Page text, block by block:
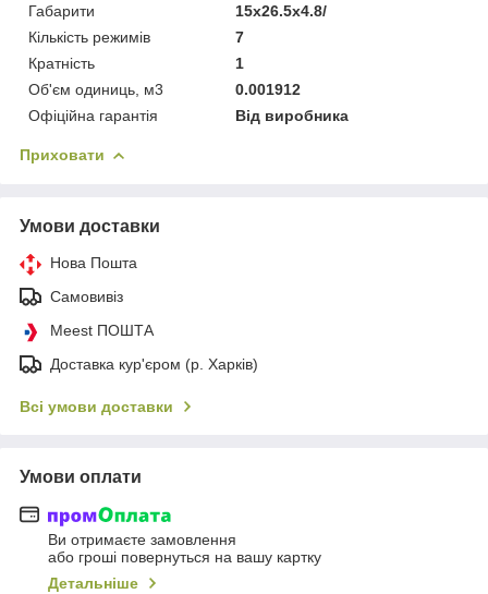
Габарити
15x26.5x4.8/
Кількість режимів
7
Кратність
1
Об'єм одиниць, м3
0.001912
Офіційна гарантія
Від виробника
Приховати
Умови доставки
Нова Пошта
Самовивіз
Meest ПОШТА
Доставка кур'єром (р. Харків)
Всі умови доставки
Умови оплати
Ви отримаєте замовлення
або гроші повернуться на вашу картку
Детальніше